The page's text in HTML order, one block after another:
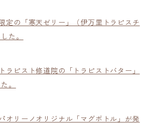
定の「寒天ゼリー」（伊万里トラピスチ
た。
ラピスト修道院の「トラピストバター」
。
オリーノオリジナル「マグボトル」が発